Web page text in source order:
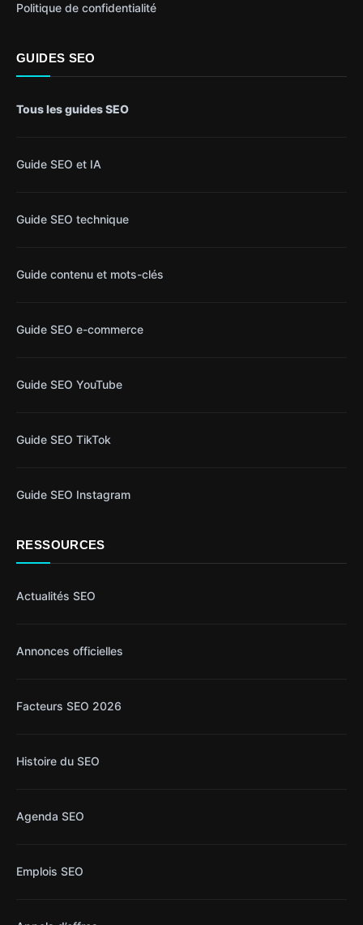
Politique de confidentialité
GUIDES SEO
Tous les guides SEO
Guide SEO et IA
Guide SEO technique
Guide contenu et mots-clés
Guide SEO e-commerce
Guide SEO YouTube
Guide SEO TikTok
Guide SEO Instagram
RESSOURCES
Actualités SEO
Annonces officielles
Facteurs SEO 2026
Histoire du SEO
Agenda SEO
Emplois SEO